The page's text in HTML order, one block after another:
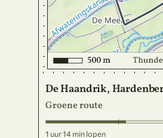
De Haandrik,
Groene route
1 uur 14 min lopen